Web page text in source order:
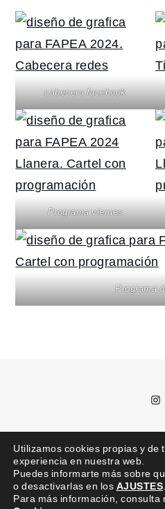
cabecera facebook
Programa viernes
Programa
Utilizamos cookies propias y
experiencia en nuestra web.
Puedes informarte más sobre
o desactivarlas en los AJUSTES.
Para más información, consulta